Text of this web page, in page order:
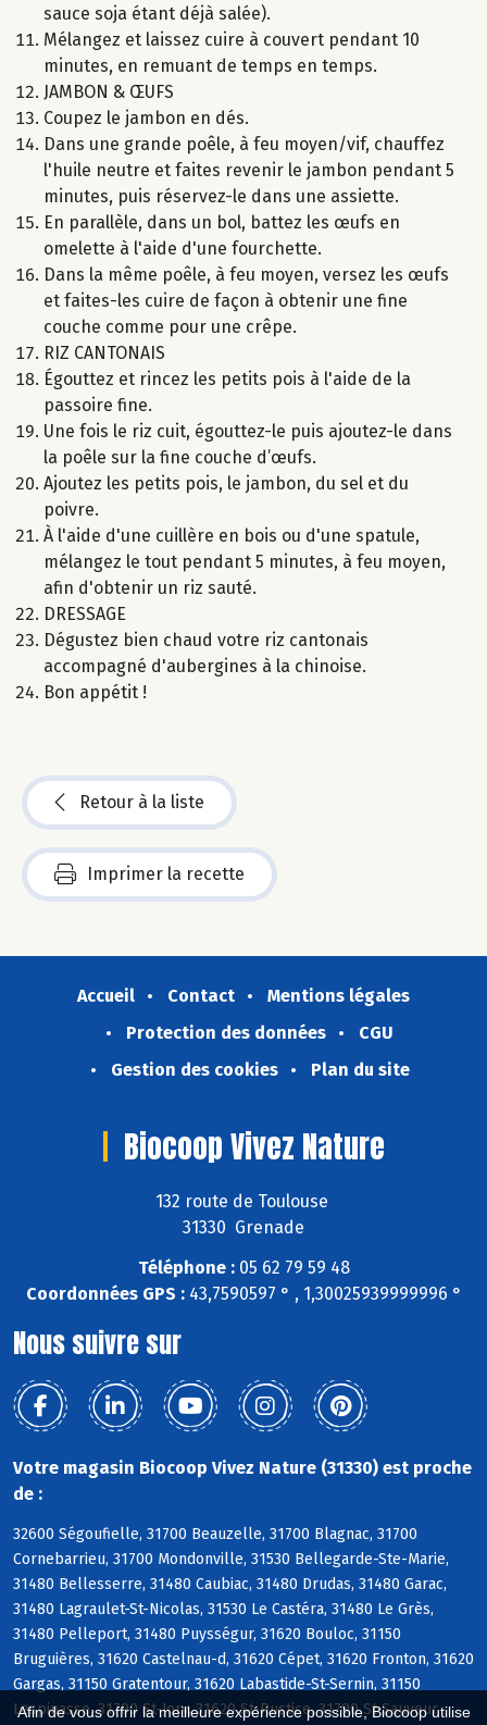
Afin de vous offrir la meilleure expérience possible, Biocoop utilise
sauce soja étant déjà salée).
Mélangez et laissez cuire à couvert pendant 10
minutes, en remuant de temps en temps.
JAMBON & ŒUFS
Coupez le jambon en dés.
Dans une grande poêle, à feu moyen/vif, chauffez
l'huile neutre et faites revenir le jambon pendant 5
minutes, puis réservez-le dans une assiette.
En parallèle, dans un bol, battez les œufs en
omelette à l'aide d'une fourchette.
Dans la même poêle, à feu moyen, versez les œufs
et faites-les cuire de façon à obtenir une fine
couche comme pour une crêpe.
RIZ CANTONAIS
Égouttez et rincez les petits pois à l'aide de la
passoire fine.
Une fois le riz cuit, égouttez-le puis ajoutez-le dans
la poêle sur la fine couche d’œufs.
Ajoutez les petits pois, le jambon, du sel et du
poivre.
À l'aide d'une cuillère en bois ou d'une spatule,
mélangez le tout pendant 5 minutes, à feu moyen,
afin d'obtenir un riz sauté.
DRESSAGE
Dégustez bien chaud votre riz cantonais
accompagné d'aubergines à la chinoise.
Bon appétit !
Retour à la liste
Imprimer la recette
Accueil Contact
Mentions légales
Protection des données
CGU
Gestion des cookies
Plan du site
Biocoop Vivez Nature
132 route de Toulouse
31330 Grenade
Téléphone :05 62 79 59 48
Coordonnées GPS :43,7590597 ° , 1,30025939999996 °
Nous suivre sur
Votre magasin Biocoop Vivez Nature (31330) est proche
de :
32600 Ségoufielle, 31700 Beauzelle, 31700 Blagnac, 31700
Cornebarrieu, 31700 Mondonville, 31530 Bellegarde-Ste-Marie,
31480 Bellesserre, 31480 Caubiac, 31480 Drudas, 31480 Garac,
31480 Lagraulet-St-Nicolas, 31530 Le Castéra, 31480 Le Grès,
31480 Pelleport, 31480 Puysségur, 31620 Bouloc, 31150
Bruguières, 31620 Castelnau-d, 31620 Cépet, 31620 Fronton, 31620
Gargas, 31150 Gratentour, 31620 Labastide-St-Sernin, 31150
Lespinasse, 31790 St-Jory, 31620 St-Rustice, 31790 St-Sauveur,